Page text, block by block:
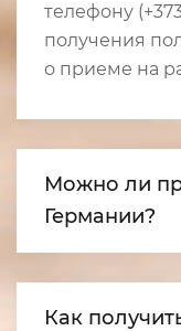
телефону
получения
о приеме на
Можно ли
Германии?
Как